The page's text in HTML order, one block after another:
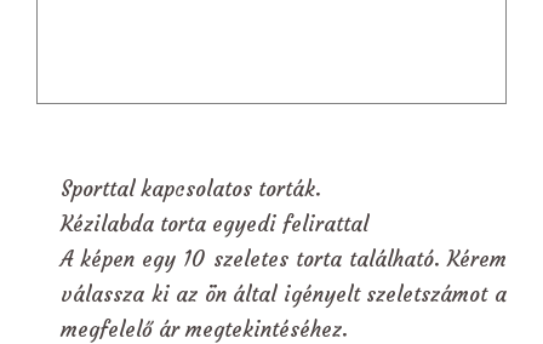
Sporttal kapcsolatos torták.
Kézilabda torta egyedi felirattal
A képen egy 10 szeletes torta található. Kérem
válassza ki az ön által igényelt szeletszámot a
megfelelő ár megtekintéséhez.